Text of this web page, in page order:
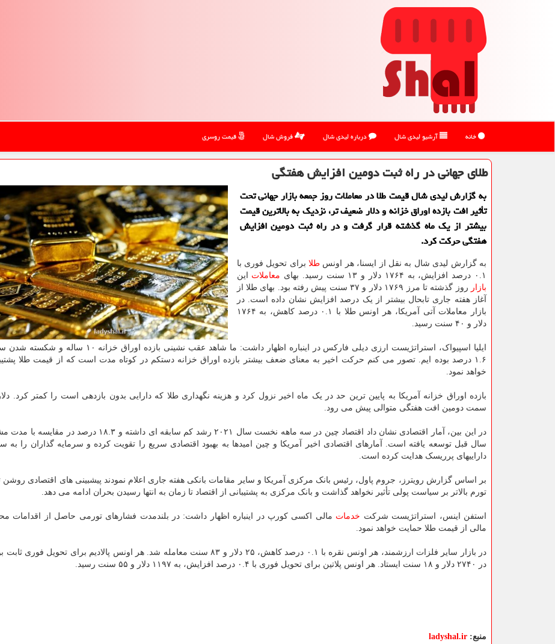
خانه آرشیو لیدی شال درباره لیدی شال فروش شال قیمت روسری
طلای جهانی در راه ثبت دومین افزایش هفتگی
به گزارش لیدی شال قیمت طلا در معاملات روز جمعه بازار جهانی تحت
تأثیر افت بازده اوراق خزانه و دلار ضعیف تر، نزدیک به بالاترین قیمت
بیشتر از یک ماه گذشته قرار گرفت و در راه ثبت دومین افزایش
هفتگی حرکت کرد.
به گزارش لیدی شال به نقل از ایسنا، هر اونس طلابرای تحویل فوری با
۰.۱ درصد افزایش، به ۱۷۶۴ دلار و ۱۳ سنت رسید. بهای
معاملات این
بازار
روز گذشته تا مرز ۱۷۶۹ دلار و ۳۷ سنت پیش رفته بود. بهای طلا از
آغاز هفته جاری تابحال بیشتر از یک درصد افزایش نشان داده است. در
بازار معاملات آتی آمریکا، هر اونس طلا با ۰.۱ درصد کاهش، به ۱۷۶۴
دلار و ۴۰ سنت رسید.
ایلیا اسپیواک، استراتژیست ارزی دیلی فارکس در اینباره اظهار داشت: ما شاهد عقب نشینی بازده اوراق خزانه ۱۰
۱.۶ درصد بوده ایم. تصور می کنم حرکت اخیر به معنای ضعف بیشتر بازده اوراق خزانه دستکم در کوتاه مدت است که از قیمت طلا
خواهد نمود.
بازده اوراق خزانه آمریکا به پایین ترین حد در یک ماه اخیر نزول کرد و هزینه نگهداری طلا که دارایی بدون بازدهی است را کمتر کرد.
سمت دومین افت هفتگی متوالی پیش می رود.
در این بین، آمار اقتصادی نشان داد اقتصاد چین در سه ماهه نخست سال ۲۰۲۱ رشد کم سابقه ای داشته و ۱۸.۳ درصد در
سال قبل توسعه یافته است. آمارهای اقتصادی اخیر آمریکا و چین امیدها به بهبود اقتصادی سریع را تقویت کرده و سرمایه گذاران را به
داراییهای پرریسک هدایت کرده است.
بر اساس گزارش رویترز، جروم پاول، رئیس بانک مرکزی آمریکا و سایر مقامات بانکی هفته جاری اعلام نمودند پیشبینی های اقتصادی روشن
تورم بالاتر بر سیاست پولی تأثیر نخواهد گذاشت و بانک مرکزی به پشتیبانی از اقتصاد تا زمان به انتها رسیدن بحران ادامه می دهد.
استفن اینس، استراتژیست شرکت خدمات مالی اکسی کورپ در اینباره اظهار داشت: در بلندمدت فشارهای تورمی حاصل از اقدامات
مالی از قیمت طلا حمایت خواهد نمود.
در بازار سایر فلزات ارزشمند، هر اونس نقره با ۰.۱ درصد کاهش، ۲۵ دلار و ۸۳ سنت معامله شد. هر اونس پالادیم برای تحویل فوری
در ۲۷۴۰ دلار و ۱۸ سنت ایستاد. هر اونس پلاتین برای تحویل فوری با ۰.۴ درصد افزایش، به ۱۱۹۷ دلار و ۵۵ سنت رسید.
منبع: ladyshal.ir